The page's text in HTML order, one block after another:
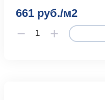
661 руб./м2